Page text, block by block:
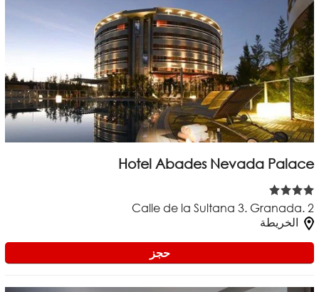
Hotel Abades Nevada Palace
Calle de la Sultana 3. Granada. 2
الخريطة
حجز